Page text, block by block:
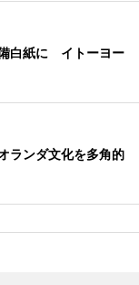
備白紙に イトーヨー
ランダ文化を多角的